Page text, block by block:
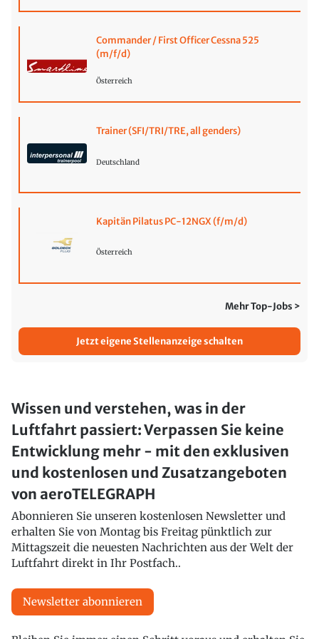
Commander / First Officer Cessna 525
(m/f/d)
Österreich
Trainer (SFI/TRI/TRE, all genders)
Deutschland
Kapitän Pilatus PC-12NGX (f/m/d)
Österreich
Mehr Top-Jobs >
Jetzt eigene Stellenanzeige schalten
Wissen und verstehen, was in der
Luftfahrt passiert: Verpassen Sie keine
Entwicklung mehr - mit den exklusiven
und kostenlosen und Zusatzangeboten
von aeroTELEGRAPH
Abonnieren Sie unseren kostenlosen Newsletter und
erhalten Sie von Montag bis Freitag pünktlich zur
Mittagszeit die neuesten Nachrichten aus der Welt der
Luftfahrt direkt in Ihr Postfach..
Newsletter abonnieren